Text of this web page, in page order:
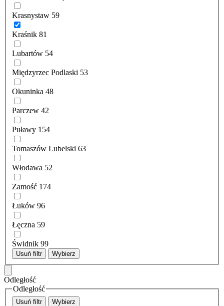
Krasnystaw 59
Kraśnik 81
Lubartów 54
Międzyrzec Podlaski 53
Okuninka 48
Parczew 42
Puławy 154
Tomaszów Lubelski 63
Włodawa 52
Zamość 174
Łuków 96
Łęczna 59
Świdnik 99
Usuń filtr Wybierz
Odległość
Odległość
Usuń filtr Wybierz